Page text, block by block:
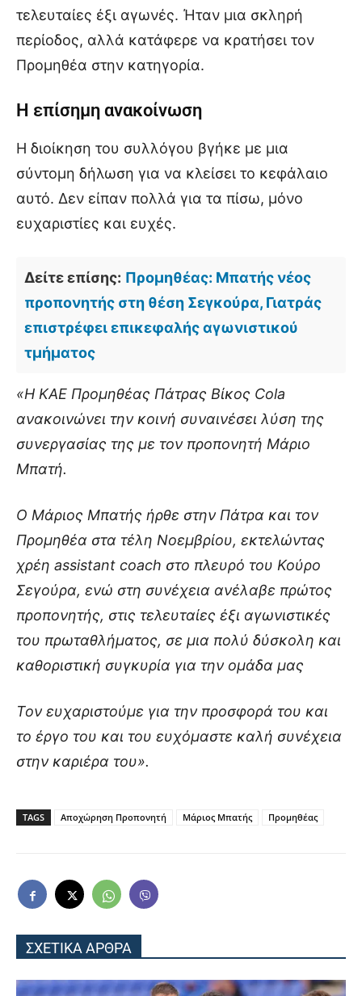
τελευταίες έξι αγωνές. Ήταν μια σκληρή
περίοδος, αλλά κατάφερε να κρατήσει τον
Προμηθέα στην κατηγορία.
Η επίσημη ανακοίνωση
Η διοίκηση του συλλόγου βγήκε με μια
σύντομη δήλωση για να κλείσει το κεφάλαιο
αυτό. Δεν είπαν πολλά για τα πίσω, μόνο
ευχαριστίες και ευχές.
Δείτε επίσης: Προμηθέας: Μπατής νέος
προπονητής στη θέση Σεγκούρα, Γιατράς
επιστρέφει επικεφαλής αγωνιστικού
τμήματος
«Η ΚΑΕ Προμηθέας Πάτρας Βίκος Cola
ανακοινώνει την κοινή συναινέσει λύση της
συνεργασίας της με τον προπονητή Μάριο
Μπατή.
Ο Μάριος Μπατής ήρθε στην Πάτρα και τον
Προμηθέα στα τέλη Νοεμβρίου, εκτελώντας
χρέη assistant coach στο πλευρό του Κούρο
Σεγούρα, ενώ στη συνέχεια ανέλαβε πρώτος
προπονητής, στις τελευταίες έξι αγωνιστικές
του πρωταθλήματος, σε μια πολύ δύσκολη και
καθοριστική συγκυρία για την ομάδα μας
Τον ευχαριστούμε για την προσφορά του και
το έργο του και του ευχόμαστε καλή συνέχεια
στην καριέρα του».
TAGS Αποχώρηση Προπονητή Μάριος Μπατής Προμηθέας
ΣΧΕΤΙΚΑ ΑΡΘΡΑ